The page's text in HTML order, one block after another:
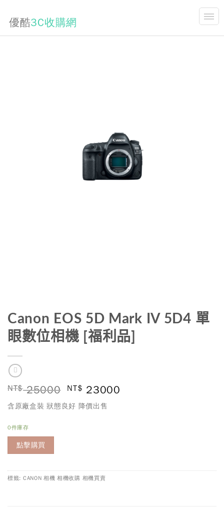
優酷3C收購網 開
手機收購價格表
3C,維修,升級,相關新聞
商品購買
Canon EOS 5D Mark IV 5D4 單
眼數位相機 [福利品]
NT$25000 NT$ 23000
含原廠盒裝 狀態良好 降價出售
0件庫存
點擊購買
標籤: CANON 相機 相機收購 相機買賣
商品說明